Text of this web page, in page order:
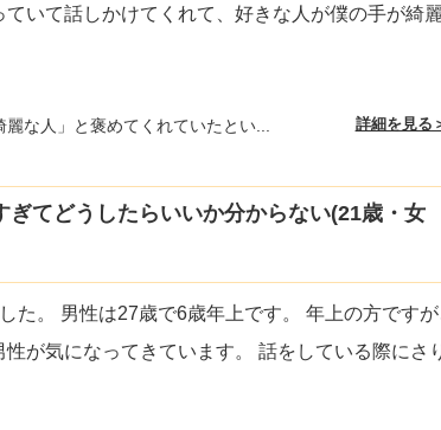
いて話しかけてくれて、好きな人が僕の手が綺
な人」と褒めてくれていたとい... 詳細を見る
てどうしたらいいか分からない(21歳・女
た。 男性は27歳で6歳年上です。 年上の方ですが
が気になってきています。 話をしている際にさ